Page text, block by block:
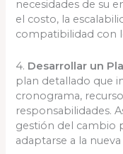
necesidades de su
el costo, la
compatibilidad con
4. Desarrollar un
plan detallado que
cronograma,
responsabilidades.
gestión del cambio
adaptarse a la